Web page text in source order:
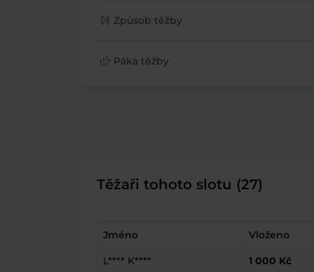
candlestick_chart Způsob těžby
finance_mode Páka těžby
Těžaři tohoto slotu (27)
Jméno Vloženo
L**** K**** 1 000 Kč